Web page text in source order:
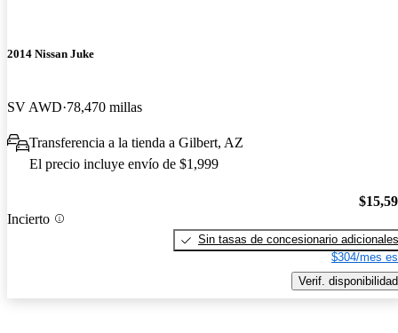
2014 Nissan Juke
SV AWD 78,470 millas
Transferencia a la tienda a Gilbert, AZ
El precio incluye envío de $1,999
Incierto
Sin tasas de concesionario adicionales
$304/mes
Verif. disponibilidad